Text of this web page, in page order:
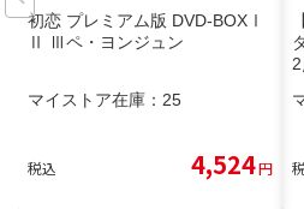
初恋 プレミアム版 DVD-BOXⅠ
Ⅱ Ⅲペ・ヨンジュン
マイストア在庫： 25
税込 4,524円